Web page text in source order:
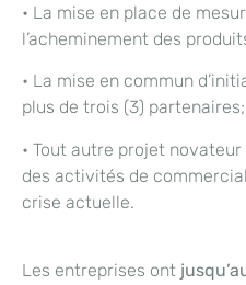
• La mise en place de
l’acheminement des
• La mise en commun
plus de trois (3) partenaires;
• Tout autre projet
des activités de
crise actuelle.
Les entreprises ont